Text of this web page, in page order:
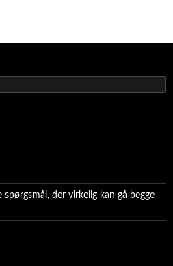
der virkelig kan gå begge